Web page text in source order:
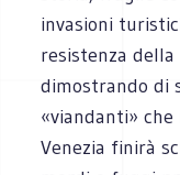
invasioni
resistenza
dimostrando di
«viandanti»
Venezia finirà